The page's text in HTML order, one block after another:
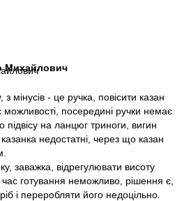
Михайлович
мінусів - це ручка, повісити казан
можливості, посередині ручки немає
на ланцюг триноги, вигин
недостатні, через що казан
заважка, відрегулювати висоту
час готування неможливо, рішення є,
і переробляти його недоцільно.